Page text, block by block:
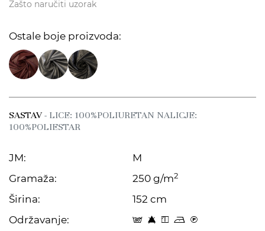
Zašto naručiti uzorak
Ostale boje proizvoda:
SASTAV- LICE: 100%POLIURETAN NALICJE:
100%POLIESTAR
JM:
M
Gramaža:
250 g/m2
Širina:
152 cm
Održavanje:
s 8 y o C